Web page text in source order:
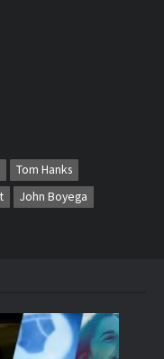
Tom Hanks
John Boyega